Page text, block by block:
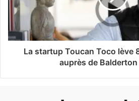
La startup Toucan Toco lève
auprès de